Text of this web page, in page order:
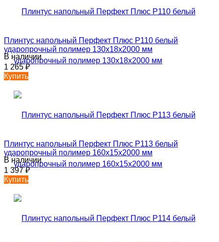
Плинтус напольный Перфект Плюс P110 белый
ударопрочный полимер 130х18х2000 мм
В наличии
1 265₽
Купить
Плинтус напольный Перфект Плюс P113 белый
ударопрочный полимер 160х15х2000 мм
В наличии
1 397₽
Купить